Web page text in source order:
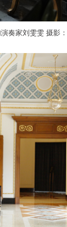
奏家刘雯雯 摄影